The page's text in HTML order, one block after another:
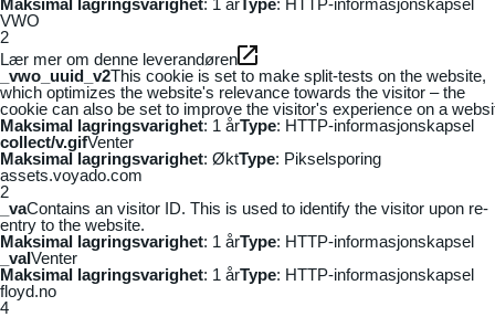
VWO
2
Lær mer om denne leverandøren
_vwo_uuid_v2This cookie is set to make split-tests on the website,
which optimizes the website's relevance towards the visitor – the
cookie can also be set to improve the visitor's experience on a
Maksimal lagringsvarighet: 1 årType: HTTP-informasjonskapsel
collect/v.gifVenter
Maksimal lagringsvarighet: ØktType: Pikselsporing
assets.voyado.com
2
_vaContains an visitor ID. This is used to identify the visitor upon re-
entry to the website.
Maksimal lagringsvarighet: 1 årType: HTTP-informasjonskapsel
_vaIVenter
Maksimal lagringsvarighet: 1 årType: HTTP-informasjonskapsel
floyd.no
4